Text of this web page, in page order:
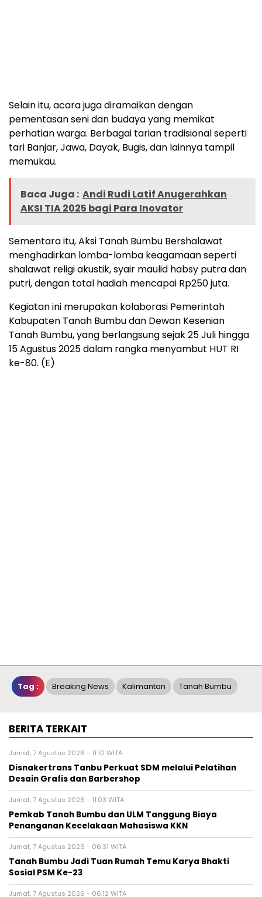
Selain itu, acara juga diramaikan dengan
pementasan seni dan budaya yang memikat
perhatian warga. Berbagai tarian tradisional seperti
tari Banjar, Jawa, Dayak, Bugis, dan lainnya tampil
memukau.
Baca Juga : Andi Rudi Latif Anugerahkan
AKSI TIA 2025 bagi Para Inovator
Sementara itu, Aksi Tanah Bumbu Bershalawat
menghadirkan lomba-lomba keagamaan seperti
shalawat religi akustik, syair maulid habsy putra dan
putri, dengan total hadiah mencapai Rp250 juta.
Kegiatan ini merupakan kolaborasi Pemerintah
Kabupaten Tanah Bumbu dan Dewan Kesenian
Tanah Bumbu, yang berlangsung sejak 25 Juli hingga
15 Agustus 2025 dalam rangka menyambut HUT RI
ke-80. (E)
Tag : Breaking News Kalimantan Tanah Bumbu
BERITA TERKAIT
Jumat, 7 Agustus 2026 - 11:10 WITA
Disnakertrans Tanbu Perkuat SDM melalui Pelatihan
Desain Grafis dan Barbershop
Jumat, 7 Agustus 2026 - 11:03 WITA
Pemkab Tanah Bumbu dan ULM Tanggung Biaya
Penanganan Kecelakaan Mahasiswa KKN
Jumat, 7 Agustus 2026 - 06:31 WITA
Tanah Bumbu Jadi Tuan Rumah Temu Karya Bhakti
Sosial PSM Ke-23
Jumat, 7 Agustus 2026 - 06:12 WITA